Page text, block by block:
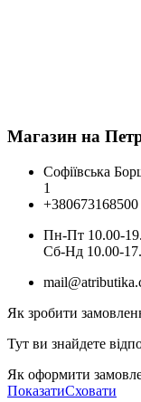
Магазин на
Софіївська
1
+380673168500
Пн-Пт 10.00-
Cб-Нд 10.00-
Як зробити
Тут ви знайдете
Як оформити
ПоказатиСховати